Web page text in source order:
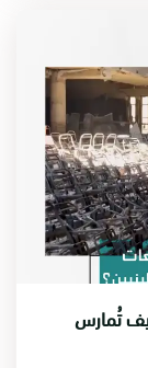
تُمارس